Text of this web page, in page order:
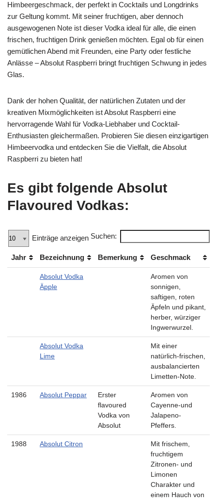
Himbeergeschmack, der perfekt in Cocktails und Longdrinks
zur Geltung kommt. Mit seiner fruchtigen, aber dennoch
ausgewogenen Note ist dieser Vodka ideal für alle, die einen
frischen, fruchtigen Drink genießen möchten. Egal ob für einen
gemütlichen Abend mit Freunden, eine Party oder festliche
Anlässe – Absolut Raspberri bringt fruchtigen Schwung in jedes
Glas.
Dank der hohen Qualität, der natürlichen Zutaten und der
kreativen Mixmöglichkeiten ist Absolut Raspberri eine
hervorragende Wahl für Vodka-Liebhaber und Cocktail-
Enthusiasten gleichermaßen. Probieren Sie diesen einzigartigen
Himbeervodka und entdecken Sie die Vielfalt, die Absolut
Raspberri zu bieten hat!
Es gibt folgende Absolut
Flavoured Vodkas:
Einträge anzeigen Suchen:
Jahr Bezeichnung Bemerkung Geschmack
Absolut Vodka
Äpple
Aromen von
sonnigen,
saftigen, roten
Äpfeln und pikant,
herber, würziger
Ingwerwurzel.
Absolut Vodka
Lime
Mit einer
natürlich-frischen,
ausbalancierten
Limetten-Note.
1986 Absolut Peppar
Erster
flavoured
Vodka von
Absolut
Aromen von
Cayenne-und
Jalapeno-
Pfeffers.
1988 Absolut Citron
Mit frischem,
fruchtigem
Zitronen- und
Limonen
Charakter und
einem Hauch von